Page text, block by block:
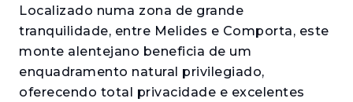
Localizado numa zona de grande
tranquilidade, entre Melides e Comporta, este
monte alentejano beneficia de um
enquadramento natural privilegiado,
oferecendo total privacidade e excelentes